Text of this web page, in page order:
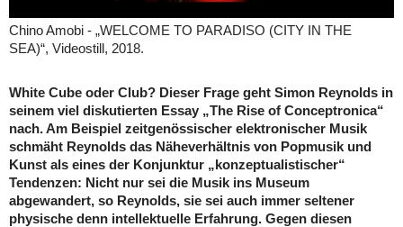
Chino Amobi - „WELCOME TO PARADISO (CITY IN THE
SEA)“, Videostill, 2018.
White Cube oder Club? Dieser Frage geht Simon Reynolds in
seinem viel diskutierten Essay „The Rise of Conceptronica“
nach. Am Beispiel zeitgenössischer elektronischer Musik
schmäht Reynolds das Näheverhältnis von Popmusik und
Kunst als eines der Konjunktur „konzeptualistischer“
Tendenzen: Nicht nur sei die Musik ins Museum
abgewandert, so Reynolds, sie sei auch immer seltener
physische denn intellektuelle Erfahrung. Gegen diesen